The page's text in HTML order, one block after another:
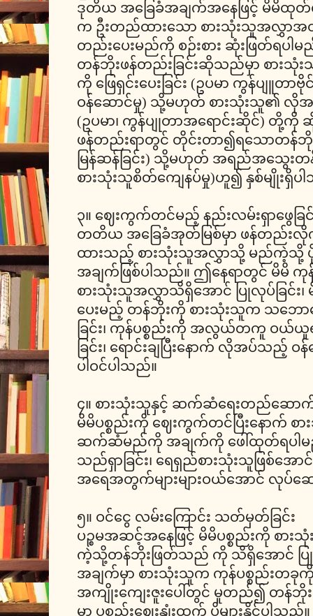
ဒုတိယ အခြေခံအချက်အနေဖြင့် မိမိ
က ဦးတည်ထားသော စားသုံးသူအလွှ
တည်းပေးမည်ကို စဉ်းစား ဆုံးဖြတ်ရပါ
တန်ဘိုးဖန်တည်းခြင်းဆိုသည်မှာ စားသုံ
ကို ဖြေရှင်းပေးခြင်း (ဥပမာ ကွန်ပျူတာ
ဝန်ဆောင်မှု) သို့မဟုတ် စားသုံးသူ၏ လိုအ
(ဥပမာ၊ ကွန်ပျုတာအရောင်းဆိုင်) တို့
ဖန်တည်းရာတွင် တိုင်းတာ၍ရသောတန်ဘိုး (
မြန်ဆန်ခြင်း) သို့မဟုတ် အရည်အသွေးတန်
စားသုံးသူစိတ်ကျေနပ်မှု)ဟူ၍ နှစ်မျိုးရှိပ
၃။ ဈေးကွက်တင်မည့် နည်းလမ်းရှာဖွေခြင်
တတိယ အခြေခံအုတ်မြစ်မှာ ဖန်တည်
ထားသည့် စားသုံးသူအလွှာသို့ မည်ကဲ့သို့
အချက်ဖြစ်ပါသည်။ ဤနေရာတွင် မိမိ ကု
စားသုံးသူအလွှာသိရှိအောင် ပြုလုပ်ခြင်း
ပေးမည့် တန်ဘိုးကို စားသုံးသူက သဘော
ခြင်း၊ ကုန်ပစ္စည်းကို အလွယ်တကူ ဝယ်ယူ
ခြင်း၊ ရောင်းချပြီးနောက် လိုအပ်သည့်
ပါဝင်ပါသည်။
၄။ စားသုံးသူနှင့် ဆက်ဆံရေးတည်ဆော
မိမိပစ္စည်းကို ဈေးကွက်တင်ပြီးနောက်
ဆက်ဆံမည်ကို အချက်ကို ဖေါ်ထုတ်ရပါမ
သည်ရှာခြင်း၊ ရေရှည်စားသုံးသူဖြစ်အော
အရေအတွက်များများဝယ်အောင် လုပ်ဆေ
၅။ ဝင်ငွေ လမ်းကြောင်း သတ်မှတ်ခြင်း
ပဉ္စမအဆင့်အနေဖြင့် မိမိပစ္စည်းကို စား
ကဲ့သို့တန်ဘိုးဖြတ်သည် ကို သိရှိအောင် ပ
အချက်မှာ စားသုံးသူက ကုန်ပစ္စည်းတခုကို
အကျိုးကျေးဇူးပေါ်တွင် မူတည်၍ တန်ဘိုး
မှာ ပစ္စည်းဈေးနှုံးထက် ပိုများနိုင်ပါသ